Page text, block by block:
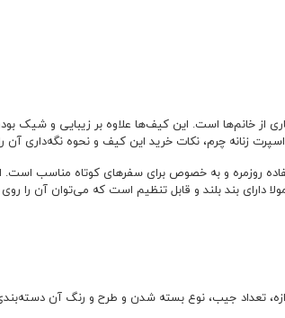
از خانم‌ها است. این کیف‌ها علاوه بر زیبایی و شیک
زنانه چرم، نکات خرید این کیف و نحوه نگه‌داری آن
روزمره و به خصوص برای سفرهای کوتاه مناسب است.
بند بلند و قابل تنظیم است که می‌توان آن را
تعداد جیب، نوع بسته شدن و طرح و رنگ آن دسته‌بندی